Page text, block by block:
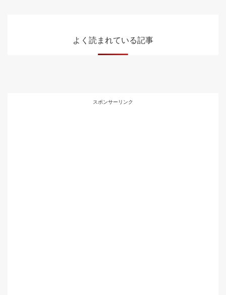
よく読まれている記事
スポンサーリンク